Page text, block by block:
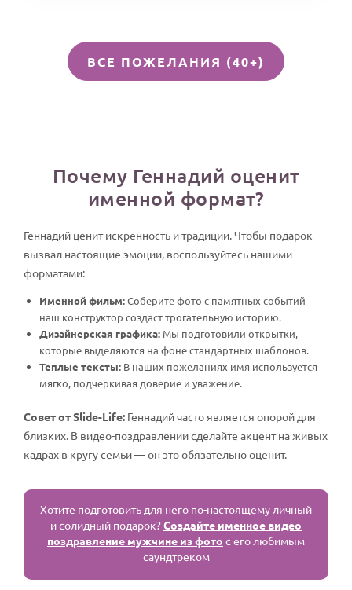
ВСЕ ПОЖЕЛАНИЯ (40+)
Почему Геннадий оценит
именной формат?
Геннадий ценит искренность и традиции. Чтобы подарок
вызвал настоящие эмоции, воспользуйтесь нашими
форматами:
Именной фильм:Соберите фото с памятных событий —
наш конструктор создаст трогательную историю.
Дизайнерская графика: Мы подготовили открытки,
которые выделяются на фоне стандартных шаблонов.
Теплые тексты: В наших пожеланиях имя используется
мягко, подчеркивая доверие и уважение.
Совет от Slide-Life: Геннадий часто является опорой для
близких. В видео-поздравлении сделайте акцент на живых
кадрах в кругу семьи — он это обязательно оценит.
Хотите подготовить для него по-настоящему личный
и солидный подарок?Создайте именное видео
поздравление мужчине из фото с его любимым
саундтреком